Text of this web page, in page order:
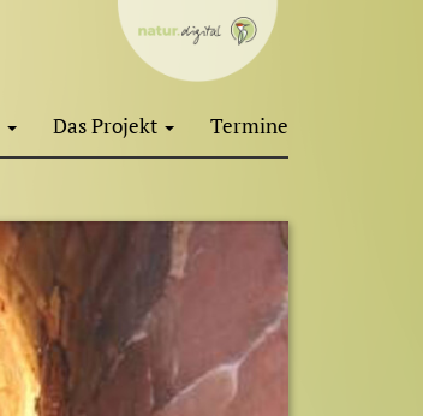
Das Projekt Termine